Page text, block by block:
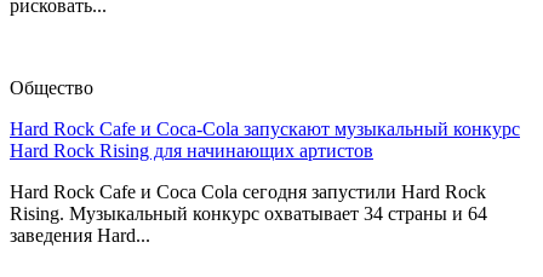
рисковать...
Общество
Hard Rock Cafe и Coca-Cola запускают музыкальный конкурс
Hard Rock Rising для начинающих артистов
Hard Rock Cafe и Coca Cola сегодня запустили Hard Rock
Rising. Музыкальный конкурс охватывает 34 страны и 64
заведения Hard...